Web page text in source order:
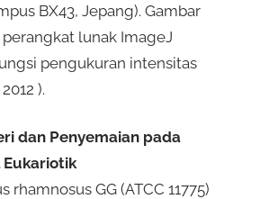
BX43, Jepang). Gambar
lunak ImageJ
pengukuran intensitas
).
dan Penyemaian pada
Eukariotik
rhamnosus GG (ATCC 11775)